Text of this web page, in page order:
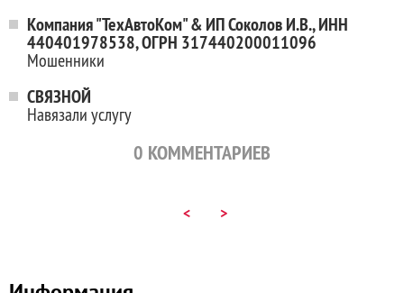
Компания "ТехАвтоКом" & ИП Соколов И.В., ИНН
440401978538, ОГРН 317440200011096
Мошенники
СВЯЗНОЙ
Навязали услугу
0 КОММЕНТАРИЕВ
< >